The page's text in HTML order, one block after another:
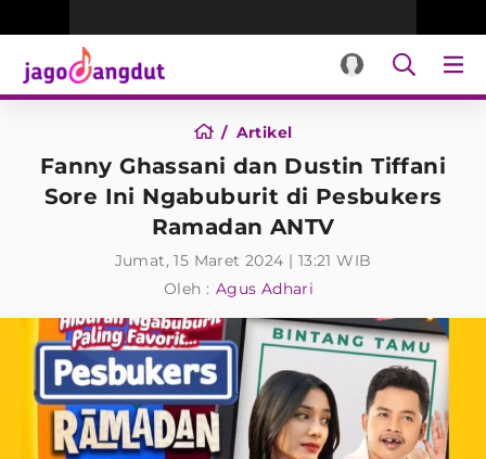
Artikel
Fanny Ghassani dan Dustin Tiffani
Sore Ini Ngabuburit di Pesbukers
Ramadan ANTV
Jumat, 15 Maret 2024 | 13:21 WIB
Oleh : Agus Adhari